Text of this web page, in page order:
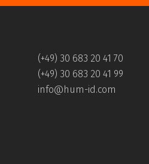
(+49) 30 683 20 41 70
(+49) 30 683 20 41 99
info@hum-id.com